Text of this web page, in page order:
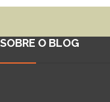
SOBRE O BLOG